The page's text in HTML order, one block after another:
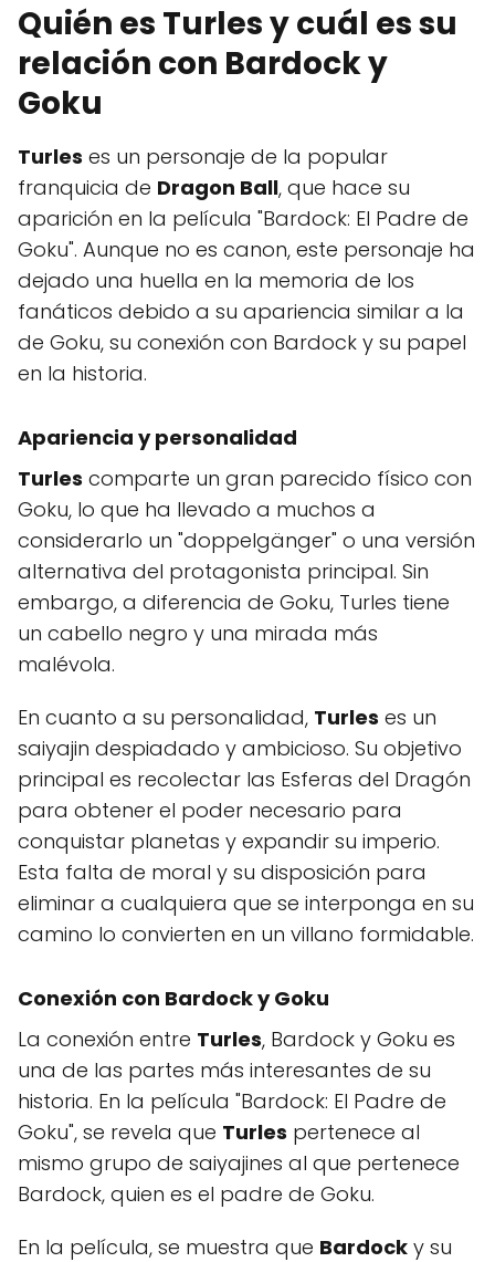
Quién es Turles y cuál es su
relación con Bardock y
Goku
Turles es un personaje de la popular
franquicia de Dragon Ball, que hace su
aparición en la película "Bardock: El Padre de
Goku". Aunque no es canon, este personaje ha
dejado una huella en la memoria de los
fanáticos debido a su apariencia similar a la
de Goku, su conexión con Bardock y su papel
en la historia.
Apariencia y personalidad
Turles comparte un gran parecido físico con
Goku, lo que ha llevado a muchos a
considerarlo un "doppelgänger" o una versión
alternativa del protagonista principal. Sin
embargo, a diferencia de Goku, Turles tiene
un cabello negro y una mirada más
malévola.
En cuanto a su personalidad, Turles es un
saiyajin despiadado y ambicioso. Su objetivo
principal es recolectar las Esferas del Dragón
para obtener el poder necesario para
conquistar planetas y expandir su imperio.
Esta falta de moral y su disposición para
eliminar a cualquiera que se interponga en su
camino lo convierten en un villano formidable.
Conexión con Bardock y Goku
La conexión entre Turles, Bardock y Goku es
una de las partes más interesantes de su
historia. En la película "Bardock: El Padre de
Goku", se revela que Turles pertenece al
mismo grupo de saiyajines al que pertenece
Bardock, quien es el padre de Goku.
En la película, se muestra que Bardock y su